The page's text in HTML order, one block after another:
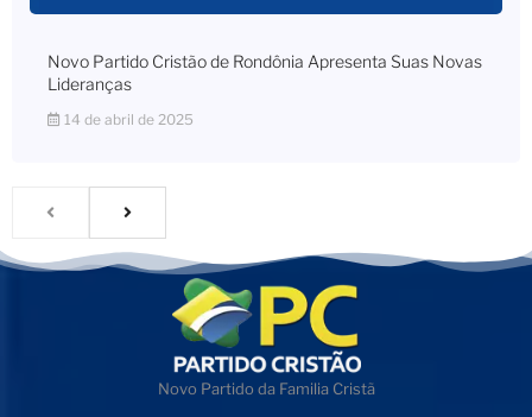
Novo Partido Cristão de Rondônia Apresenta Suas Novas
Lideranças
14 de abril de 2025
Novo Partido da Familia Cristã